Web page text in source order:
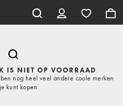
IS NIET OP VOORRAAD
nog heel veel andere coole merken
kunt kopen